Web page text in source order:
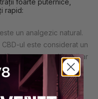
foarte puternice,
rapid:
un analgezic natural.
ul este considerat un
ar sugera chiar că ar
și anxietății
miorelaxante și
astăzi pentru a reduce